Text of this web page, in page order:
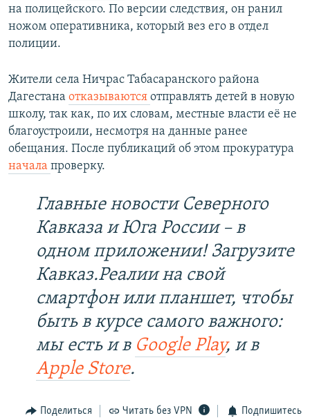
на полицейского. По версии следствия, он ранил
ножом оперативника, который вез его в отдел
полиции.
Жители села Ничрас Табасаранского района
Дагестана отказываются отправлять детей в новую
школу, так как, по их словам, местные власти её не
благоустроили, несмотря на данные ранее
обещания. После публикаций об этом прокуратура
начала проверку.
Главные новости Северного
Кавказа и Юга России – в
одном приложении! Загрузите
Кавказ.Реалии на свой
смартфон или планшет, чтобы
быть в курсе самого важного:
мы есть и в Google Play, и в
Apple Store.
Поделиться Читать без VPN Подпишитесь